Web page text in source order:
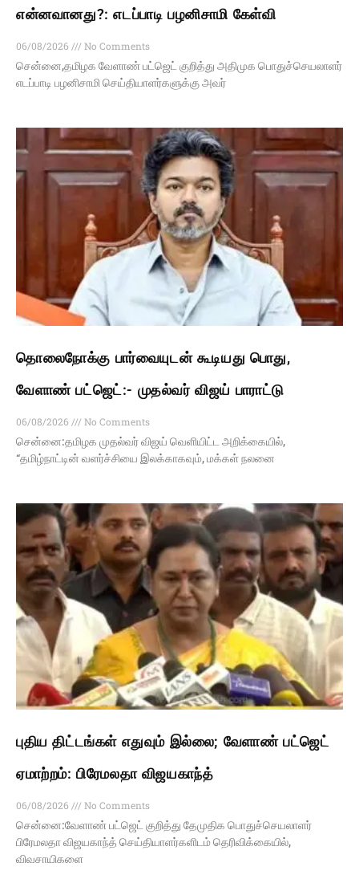
என்னவானது?: எடப்பாடி பழனிசாமி கேள்வி
06/08/2026
No Comments
சென்னை,தமிழக வேளாண் பட்ஜெட் குறித்து அதிமுக பொதுச்செயலாளர்
எடப்பாடி பழனிசாமி செய்தியாளர்களுக்கு அவர்
தொலைநோக்கு பார்வையுடன் கூடியது பொது,
வேளாண் பட்ஜெட்:- முதல்வர் விஜய் பாராட்டு
06/08/2026
No Comments
சென்னை:தமிழக முதல்வர் விஜய் வெளியிட்ட அறிக்கையில்,
“தமிழ்நாட்டின் வளர்ச்சியை இலக்காகவும், மக்கள் நலனை
புதிய திட்டங்கள் எதுவும் இல்லை; வேளாண் பட்ஜெட்
ஏமாற்றம்: பிரேமலதா விஜயகாந்த்
06/08/2026
No Comments
சென்னை:வேளாண் பட்ஜெட் குறித்து தேமுதிக பொதுச்செயலாளர்
பிரேமலதா விஜயகாந்த் செய்தியாளர்களிடம் தெரிவிக்கையில்,
விவசாயிகளை